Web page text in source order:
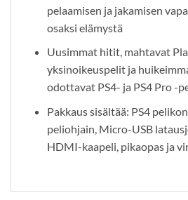
pelaamisen ja jakamisen
osaksi elämystä
Uusimmat hitit, mahtavat
yksinoikeuspelit ja
odottavat PS4- ja PS4 Pro -
Pakkaus sisältää: PS4
peliohjain, Micro-USB
HDMI-kaapeli, pikaopas ja